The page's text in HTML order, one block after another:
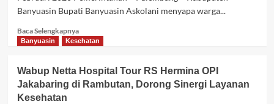
Harga
Beras,
dan
Banyuasin Bupati Banyuasin Askolani menyapa warga...
Baca SelengkapnyaBaca
selengkapnya
di
RRI
Banyuasin Kesehatan
Wabup Netta Hospital Tour RS Hermina OPI
Jakabaring di Rambutan, Dorong Sinergi Layanan
Kesehatan